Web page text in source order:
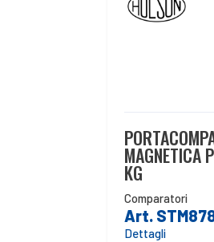
MAGNETICA
KG
Comparatori
Art.
Dettagli